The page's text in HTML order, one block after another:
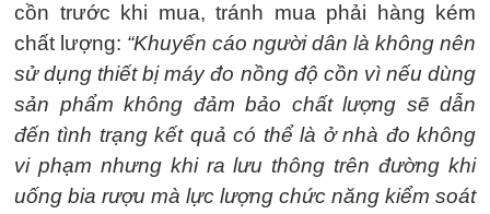
cồn trước khi mua, tránh mua phải hàng kém
chất lượng: “Khuyến cáo người dân là không nên
sử dụng thiết bị máy đo nồng độ cồn vì nếu dùng
sản phẩm không đảm bảo chất lượng sẽ dẫn
đến tình trạng kết quả có thể là ở nhà đo không
vi phạm nhưng khi ra lưu thông trên đường khi
uống bia rượu mà lực lượng chức năng kiểm soát